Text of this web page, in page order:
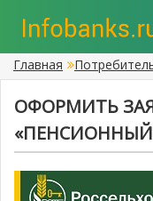
Главная
ОФОРМИТЬ